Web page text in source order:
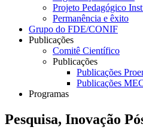
Projeto Pedagógico
Permanência e êxito
Grupo do FDE/CONIF
Publicações
Comitê Científico
Publicações
Publicações
Publicações
Programas
Pesquisa, Inovação